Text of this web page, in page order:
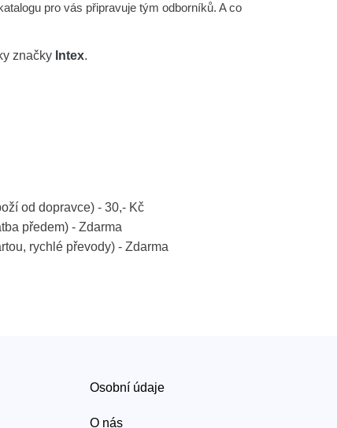
pro vás připravuje tým odborníků. A co
značky Intex.
od dopravce) - 30,- Kč
předem) - Zdarma
rychlé převody) - Zdarma
Osobní údaje
O nás